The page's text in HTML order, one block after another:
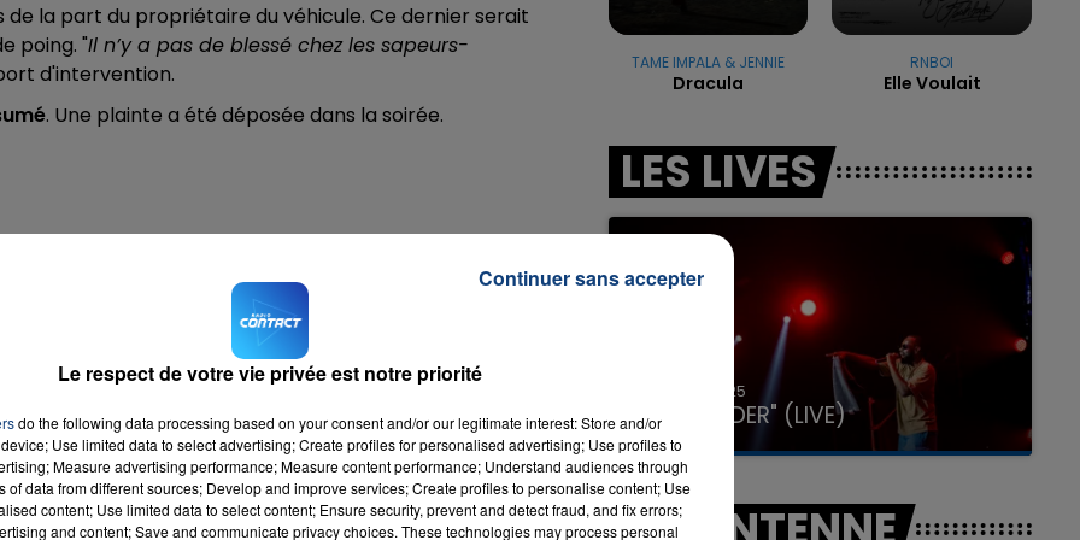
LA TEAM DU WEEK-END
7h00 - 12h00
la part du propriétaire du véhicule. Ce dernier serait
poing. "Il n’y a pas de blessé chez les sapeurs-
d'intervention.
. Une plainte a été déposée dans la soirée.
TAME IMPALA & JENNIE
Dracula
RNBOI
Elle Voulait
LES LIVES
31 janvier 2025
GIMS "SPIDER" (LIVE)
Le respect de votre vie privée est notre priorité
do the following data processing based on your consent and/or our legitimate interest: Store and/or
Use limited data to select advertising; Create profiles for personalised advertising; Use profiles to
Measure advertising performance; Measure content performance; Understand audiences through
of data from different sources; Develop and improve services; Create profiles to personalise content; Use
content; Use limited data to select content; Ensure security, prevent and detect fraud, and fix errors;
and content; Save and communicate privacy choices. These technologies may process personal
Continuer sans accepter